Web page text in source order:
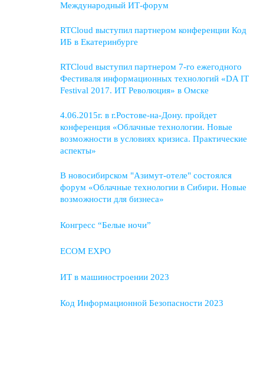
Международный ИТ-форум
RTCloud выступил партнером конференции Код
ИБ в Екатеринбурге
RTCloud выступил партнером 7-го ежегодного
Фестиваля информационных технологий «DA IT
Festival 2017. ИТ Революция» в Омске
4.06.2015г. в г.Ростове-на-Дону. пройдет
конференция «Облачные технологии. Новые
возможности в условиях кризиса. Практические
аспекты»
В новосибирском "Азимут-отеле" состоялся
форум «Облачные технологии в Сибири. Новые
возможности для бизнеса»
Конгресс “Белые ночи”
ECOM EXPO
ИТ в машиностроении 2023
Код Информационной Безопасности 2023